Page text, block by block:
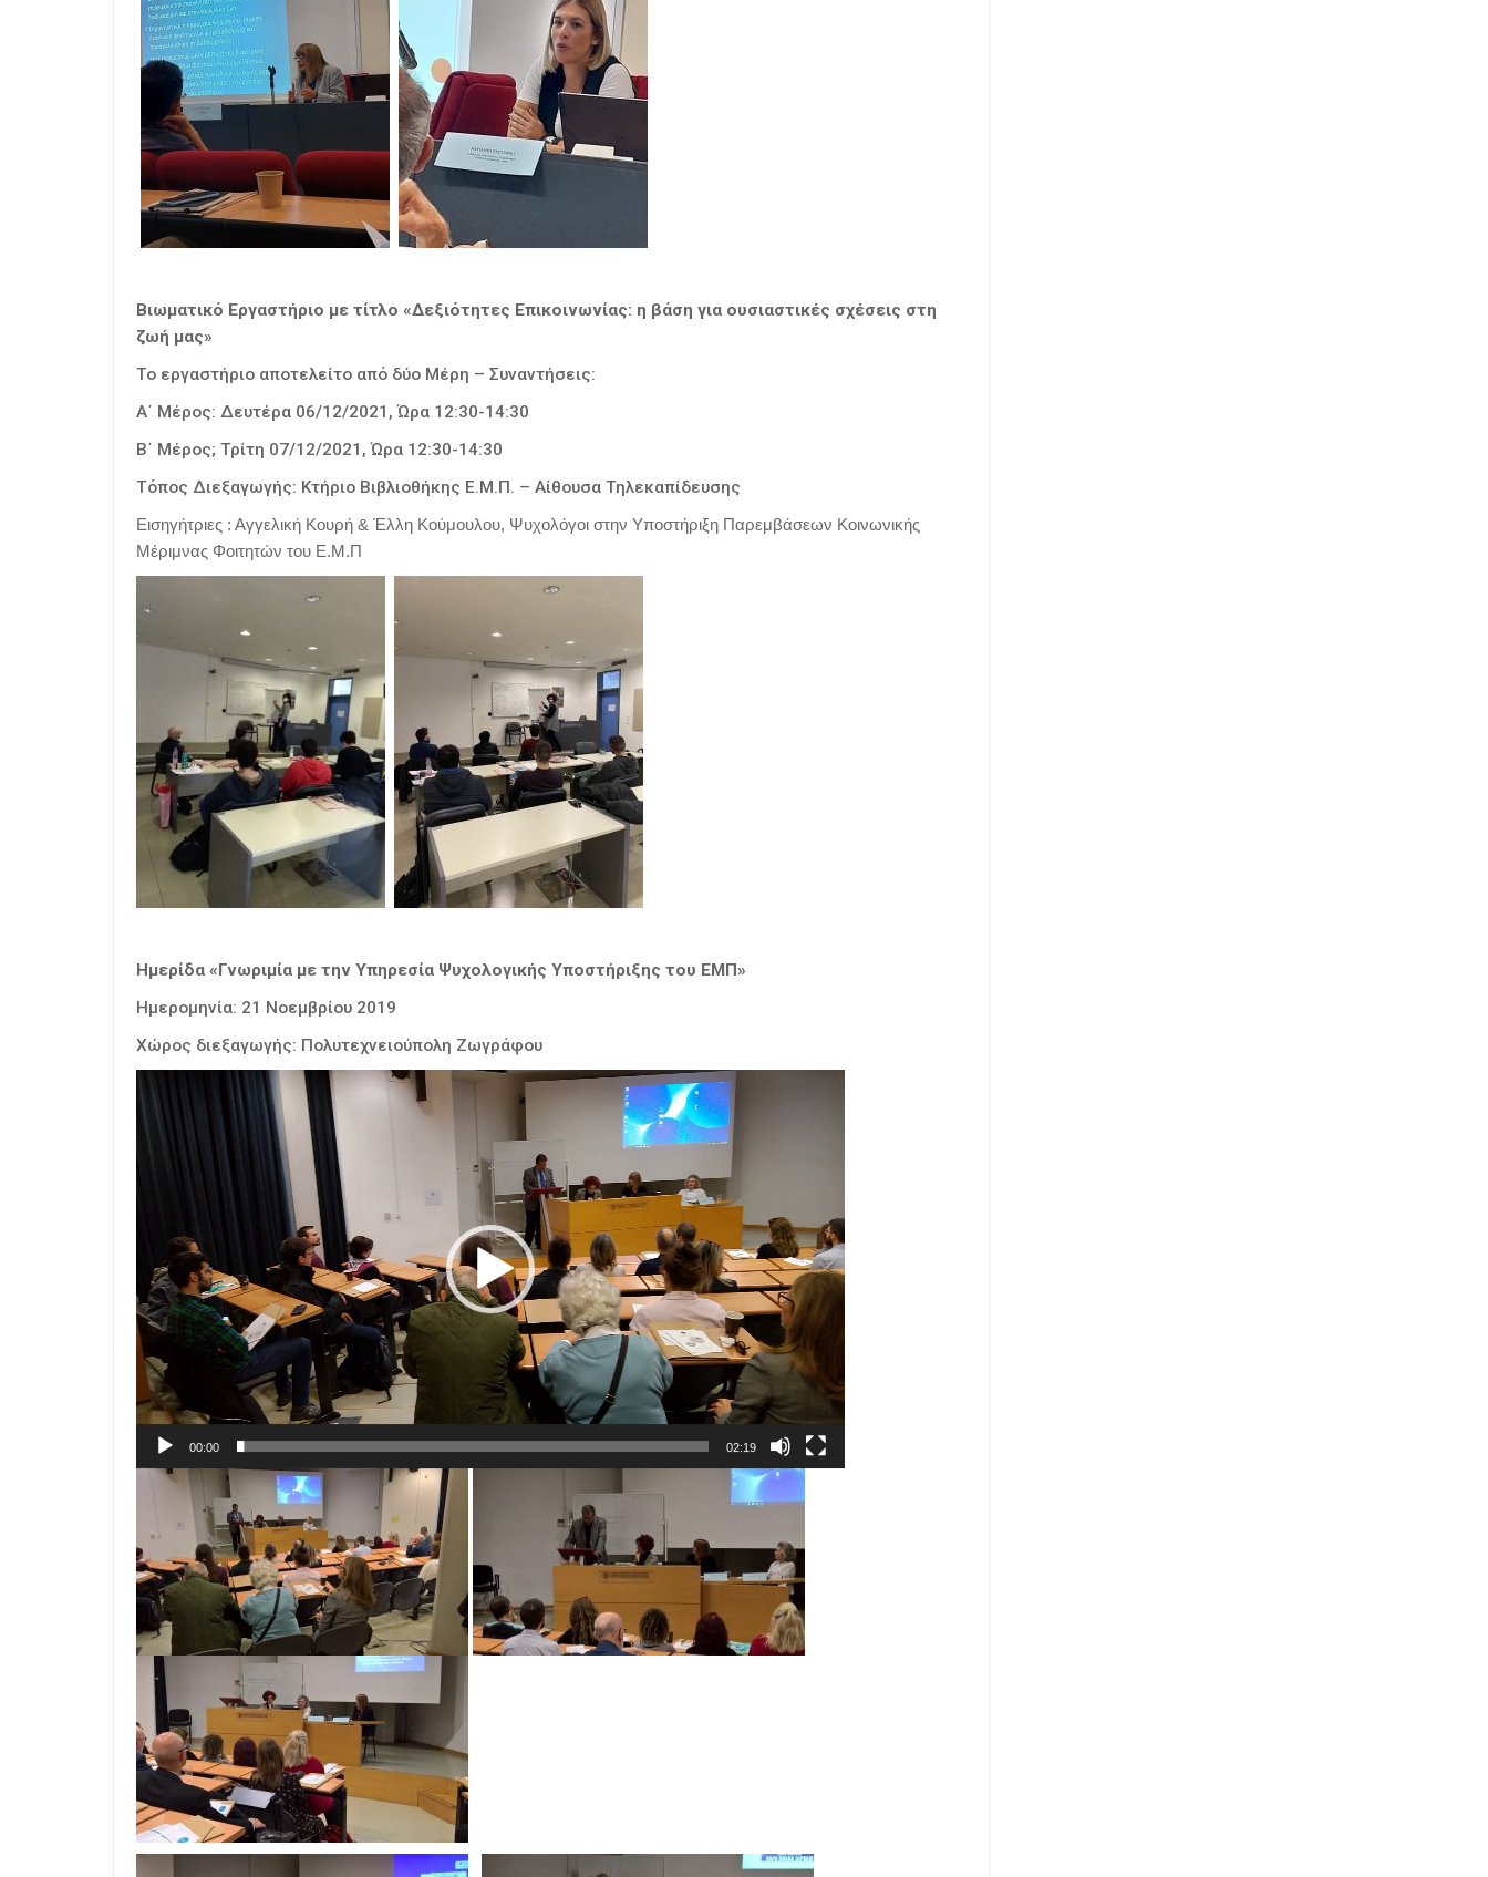
Βιωματικό Εργαστήριο με τίτλο «Δεξιότητες Επικοινωνίας: η βάση για ουσιαστικές σχέσεις στη
ζωή μας»
Το εργαστήριο αποτελείτο από δύο Μέρη – Συναντήσεις:
Α΄ Μέρος: Δευτέρα 06/12/2021, Ώρα 12:30-14:30
Β΄ Μέρος; Τρίτη 07/12/2021, Ώρα 12:30-14:30
Τόπος Διεξαγωγής: Κτήριο Βιβλιοθήκης Ε.Μ.Π. – Αίθουσα Τηλεκαπίδευσης
Εισηγήτριες : Αγγελική Κουρή & Έλλη Κούμουλου, Ψυχολόγοι στην Υποστήριξη Παρεμβάσεων Κοινωνικής
Μέριμνας Φοιτητών του Ε.Μ.Π
Ημερίδα «Γνωριμία με την Υπηρεσία Ψυχολογικής Υποστήριξης του ΕΜΠ»
Ημερομηνία: 21 Νοεμβρίου 2019
Χώρος διεξαγωγής: Πολυτεχνειούπολη Ζωγράφου
Player
00:00 02:19